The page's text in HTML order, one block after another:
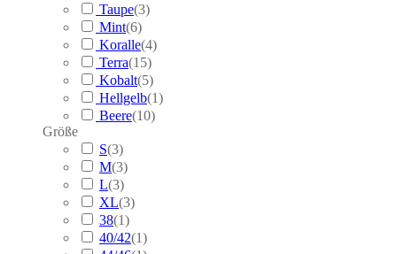
Taupe(3)
Mint(6)
Koralle(4)
Terra(15)
Kobalt(5)
Hellgelb(1)
Beere(10)
Größe
S(3)
M(3)
L(3)
XL(3)
38(1)
40/42(1)